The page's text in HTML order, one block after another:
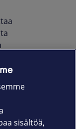
sisältöä,